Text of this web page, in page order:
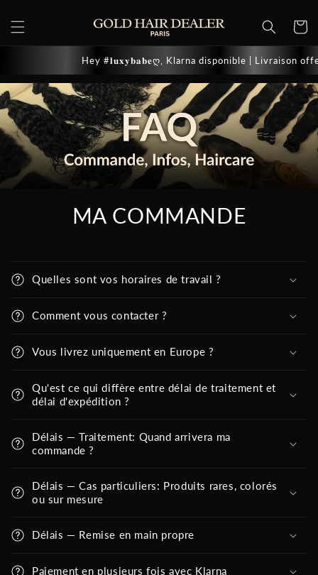
au
Panier
Hey #𝐥𝐮𝐱𝐲𝐛𝐚𝐛𝐞ღ, Klarna disponible | Livraison
MA COMMANDE
Quelles sont vos horaires de travail ?
Comment vous contacter ?
Vous livrez uniquement en Europe ?
Qu'est ce qui diffère entre délai de traitement et
délai d'expédition ?
Délais — Traitement: Quand arrivera ma
commande ?
Délais — Cas particuliers: Produits rares, colorés
ou sur mesure
Délais — Remise en main propre
Paiement en plusieurs fois avec Klarna